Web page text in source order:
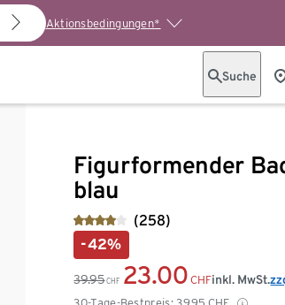
Aktionsbedingungen*
Suche
Figurformender
blau
(258)
-42%
39.95 CHF 23.00 CHFinkl. MwSt.